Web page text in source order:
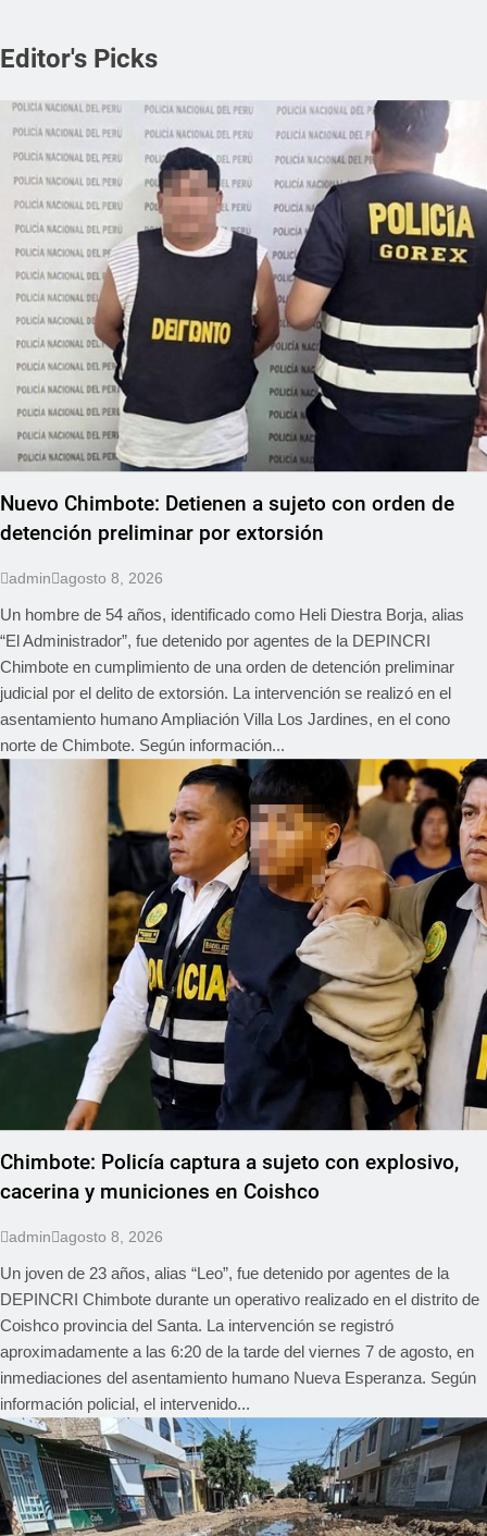
Editor's Picks
Nuevo Chimbote: Detienen a sujeto con orden de
detención preliminar por extorsión
admin agosto 8, 2026
Un hombre de 54 años, identificado como Heli Diestra Borja, alias
“El Administrador”, fue detenido por agentes de la DEPINCRI
Chimbote en cumplimiento de una orden de detención preliminar
judicial por el delito de extorsión. La intervención se realizó en el
asentamiento humano Ampliación Villa Los Jardines, en el cono
norte de Chimbote. Según información...
Chimbote: Policía captura a sujeto con explosivo,
cacerina y municiones en Coishco
admin agosto 8, 2026
Un joven de 23 años, alias “Leo”, fue detenido por agentes de la
DEPINCRI Chimbote durante un operativo realizado en el distrito de
Coishco provincia del Santa. La intervención se registró
aproximadamente a las 6:20 de la tarde del viernes 7 de agosto, en
inmediaciones del asentamiento humano Nueva Esperanza. Según
información policial, el intervenido...
REGIONAL